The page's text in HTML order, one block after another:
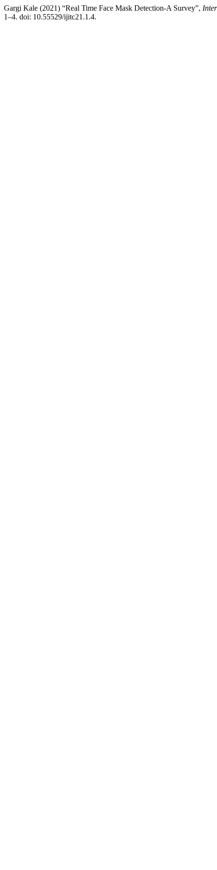
Gargi Kale (2021) “Real Time Face Mask Detection-A Survey”,
1–4. doi: 10.55529/ijitc21.1.4.